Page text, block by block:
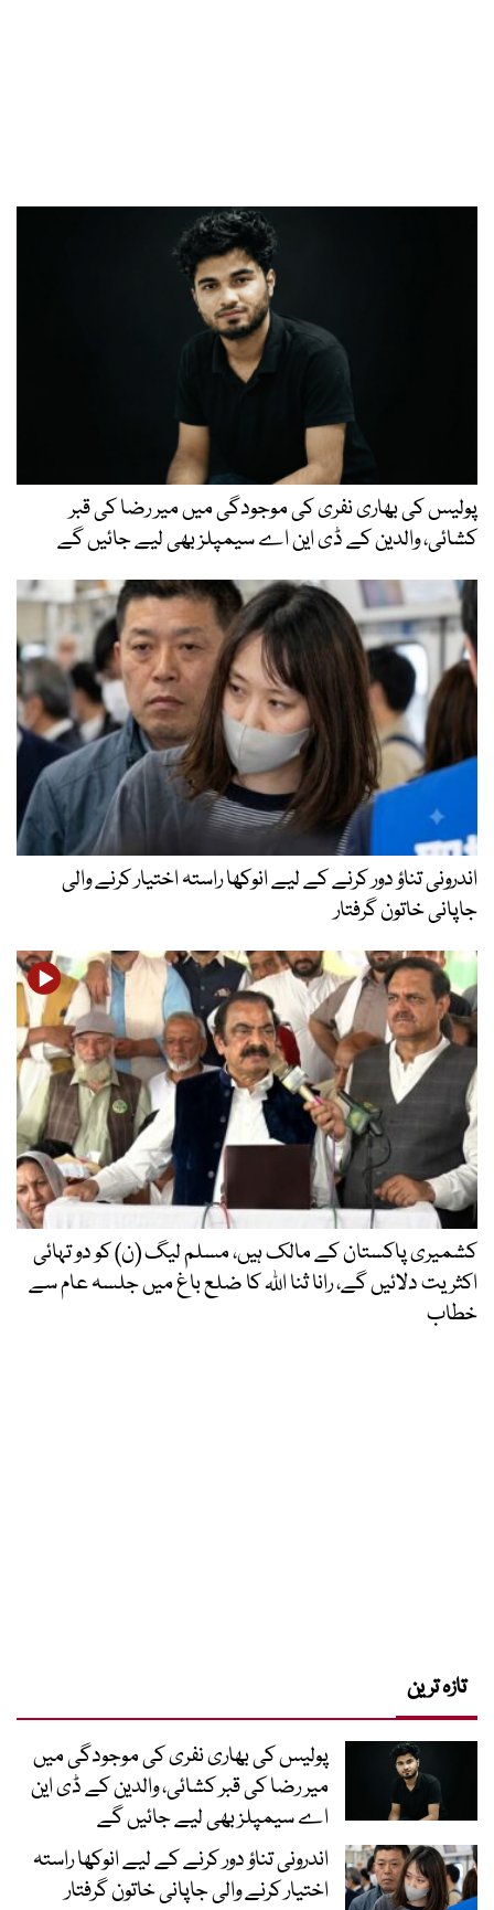
پولیس کی بھاری نفری کی موجودگی میں میر رضا کی قبر
کشائی، والدین کے ڈی این اے سیمپلز بھی لیے جائیں گے
اندرونی تناؤ دور کرنے کے لیے انوکھا راستہ اختیار کرنے والی
جاپانی خاتون گرفتار
کشمیری پاکستان کے مالک ہیں، مسلم لیگ (ن) کو دو تہائی
اکثریت دلائیں گے، رانا ثنا اللہ کا ضلع باغ میں جلسہ عام سے
خطاب
تازہ ترین
پولیس کی بھاری نفری کی موجودگی میں
میر رضا کی قبر کشائی، والدین کے ڈی این
اے سیمپلز بھی لیے جائیں گے
اندرونی تناؤ دور کرنے کے لیے انوکھا راستہ
اختیار کرنے والی جاپانی خاتون گرفتار